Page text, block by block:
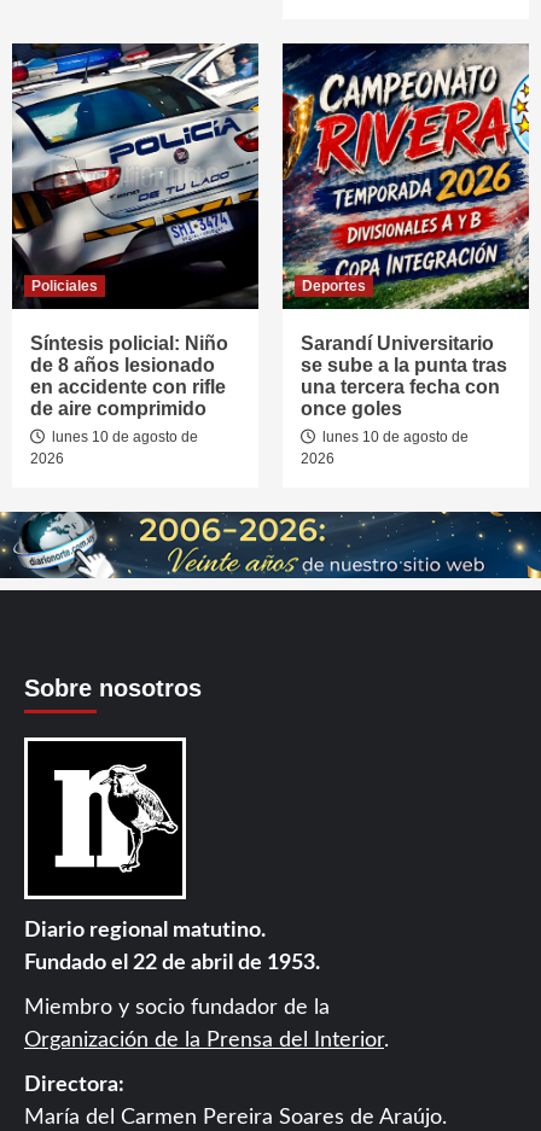
Policiales
Síntesis policial: Niño
de 8 años lesionado
en accidente con rifle
de aire comprimido
lunes 10 de agosto de
2026
Deportes
Sarandí Universitario
se sube a la punta tras
una tercera fecha con
once goles
lunes 10 de agosto de
2026
Sobre nosotros
Diario regional matutino.
Fundado el 22 de abril de 1953.
Miembro y socio fundador de la
Organización de la Prensa del Interior.
Directora:
María del Carmen Pereira Soares de Araújo.